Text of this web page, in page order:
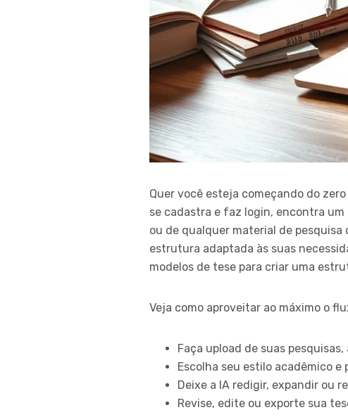
Quer você esteja começando do
se cadastra e faz login, encontra um
ou de qualquer material de pesquisa
estrutura adaptada às suas
modelos de tese para criar uma
Veja como aproveitar ao máximo o
Faça upload de suas
Escolha seu estilo acadêmico
Deixe a IA redigir, expandir ou
Revise, edite ou exporte sua